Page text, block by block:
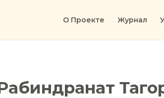
О Проекте Журнал